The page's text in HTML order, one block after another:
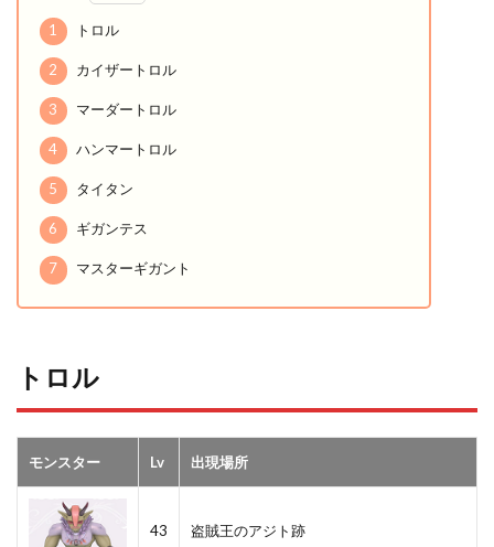
1 トロル
2 カイザートロル
3 マーダートロル
4 ハンマートロル
5 タイタン
6 ギガンテス
7 マスターギガント
トロル
モンスター Lv 出現場所
43 盗賊王のアジト跡